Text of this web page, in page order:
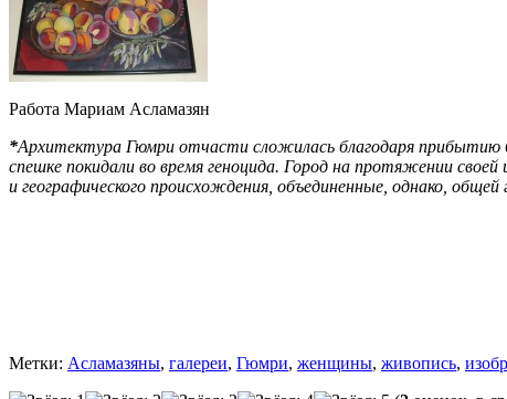
Работа Мариам Асламазян
*Архитектура Гюмри отчасти сложилась благодаря прибытию
спешке покидали во время геноцида. Город на протяжении
и географического происхождения, объединенные, однако,
Метки: Асламазяны, галереи, Гюмри, женщины, живопись,